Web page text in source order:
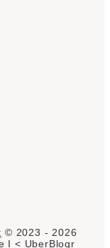
© 2023 - 2026
I < UberBlogr